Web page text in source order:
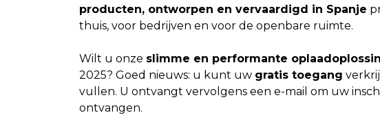
producten, ontworpen en vervaardigd in Spanje
thuis, voor bedrijven en voor de openbare ruimte.
Wilt u onze slimme en performante
2025? Goed nieuws: u kunt uw gratis toegang
vullen. U ontvangt vervolgens een e-mail om uw
ontvangen.